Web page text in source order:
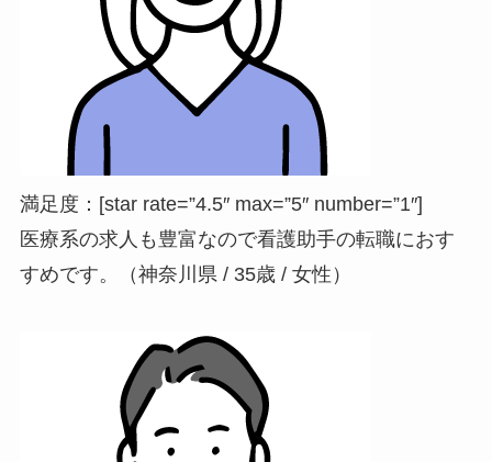
満足度：[star rate=”4.5″ max=”5″ number=”1″]
医療系の求人も豊富なので看護助手の転職におす
すめです。（神奈川県 / 35歳 / 女性）